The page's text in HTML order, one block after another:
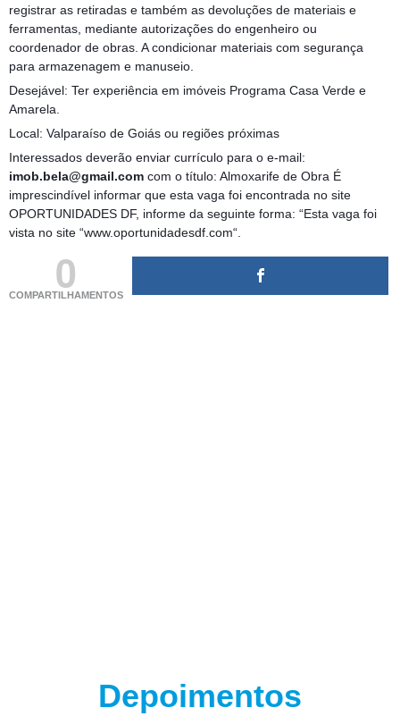
registrar as retiradas e também as devoluções de materiais e
ferramentas, mediante autorizações do engenheiro ou
coordenador de obras. A condicionar materiais com segurança
para armazenagem e manuseio.
Desejável: Ter experiência em imóveis Programa Casa Verde e
Amarela.
Local: Valparaíso de Goiás ou regiões próximas
Interessados deverão enviar currículo para o e-mail:
imob.bela@gmail.com com o título: Almoxarife de Obra É
imprescindível informar que esta vaga foi encontrada no site
OPORTUNIDADES DF, informe da seguinte forma: “Esta vaga foi
vista no site “www.oportunidadesdf.com“.
0
COMPARTILHAMENTOS
Depoimentos